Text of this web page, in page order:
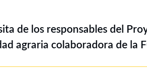
de los responsables del
agraria colaboradora de la